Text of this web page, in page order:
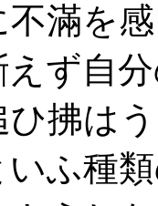
不滿を
ず自
拂は
ふ種